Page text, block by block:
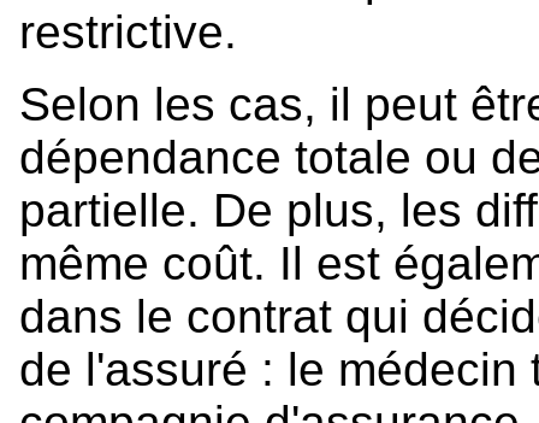
restrictive.
Selon les cas, il peut
dépendance totale ou
partielle. De plus, les
même coût. Il est
dans le contrat qui
de l'assuré : le médecin